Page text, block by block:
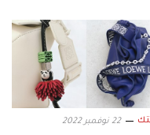
22 نوفمبر 2022